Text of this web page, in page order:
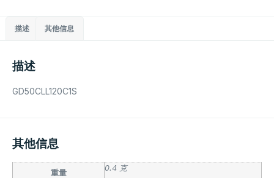
描述 其他信息
描述
GD50CLL120C1S
其他信息
重量
0.4 克